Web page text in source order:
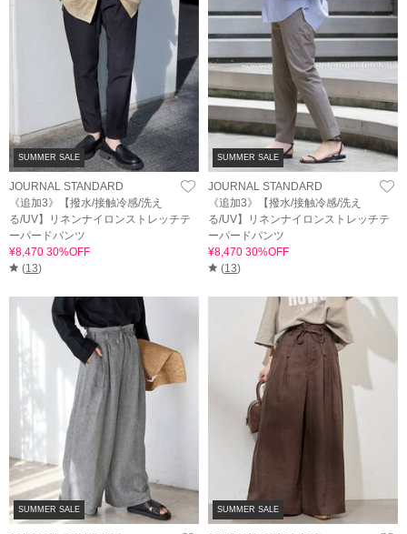
SUMMER SALE
JOURNAL STANDARD
《追加3》【撥水/接触冷感/洗え
る/UV】リネンナイロンストレッチテ
ーパードパンツ
¥8,470 30%OFF
(13)
SUMMER SALE
JOURNAL STANDARD
《追加3》【撥水/接触冷感/洗え
る/UV】リネンナイロンストレッチテ
ーパードパンツ
¥8,470 30%OFF
(13)
SUMMER SALE SUMMER SALE